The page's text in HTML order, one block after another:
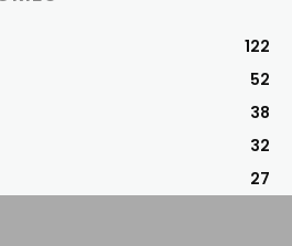
122
52
38
32
27